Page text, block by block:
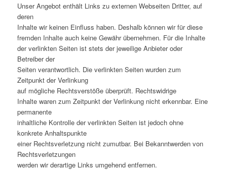
Unser Angebot enthält Links zu externen Webseiten Dritter, auf
deren
Inhalte wir keinen Einfluss haben. Deshalb können wir für diese
fremden Inhalte auch keine Gewähr übernehmen. Für die Inhalte
der verlinkten Seiten ist stets der jeweilige Anbieter oder
Betreiber der
Seiten verantwortlich. Die verlinkten Seiten wurden zum
Zeitpunkt der Verlinkung
auf mögliche Rechtsverstöße überprüft. Rechtswidrige
Inhalte waren zum Zeitpunkt der Verlinkung nicht erkennbar. Eine
permanente
inhaltliche Kontrolle der verlinkten Seiten ist jedoch ohne
konkrete Anhaltspunkte
einer Rechtsverletzung nicht zumutbar. Bei Bekanntwerden von
Rechtsverletzungen
werden wir derartige Links umgehend entfernen.